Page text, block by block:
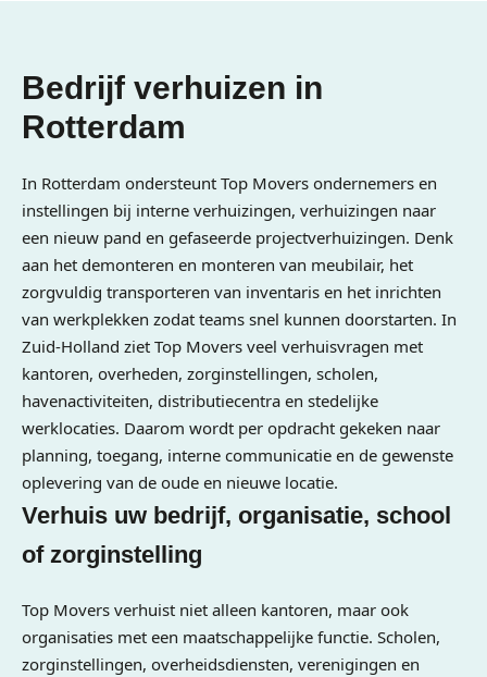
Bedrijf verhuizen in
Rotterdam
In Rotterdam ondersteunt Top Movers ondernemers en
instellingen bij interne verhuizingen, verhuizingen naar
een nieuw pand en gefaseerde projectverhuizingen. Denk
aan het demonteren en monteren van meubilair, het
zorgvuldig transporteren van inventaris en het inrichten
van werkplekken zodat teams snel kunnen doorstarten. In
Zuid-Holland ziet Top Movers veel verhuisvragen met
kantoren, overheden, zorginstellingen, scholen,
havenactiviteiten, distributiecentra en stedelijke
werklocaties. Daarom wordt per opdracht gekeken naar
planning, toegang, interne communicatie en de gewenste
oplevering van de oude en nieuwe locatie.
Verhuis uw bedrijf, organisatie, school
of zorginstelling
Top Movers verhuist niet alleen kantoren, maar ook
organisaties met een maatschappelijke functie. Scholen,
zorginstellingen, overheidsdiensten, verenigingen en